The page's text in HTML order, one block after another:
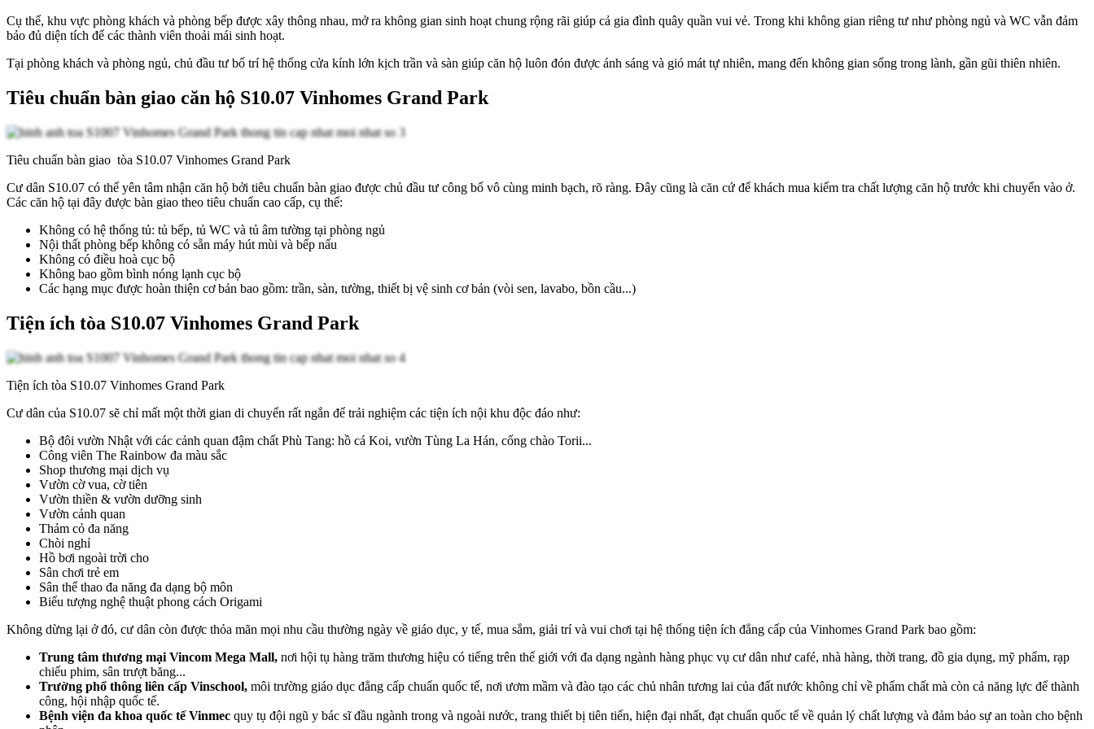
Cụ thể, khu vực phòng khách và phòng bếp được xây thông nhau, mở ra không gian sinh hoạt chung rộng rãi giúp cả gia đình quây quần vui vẻ. Trong khi không gian riêng tư như phòng ngủ và WC vẫn đảm
bảo đủ diện tích để các thành viên thoải mái sinh hoạt.
Tại phòng khách và phòng ngủ, chủ đầu tư bố trí hệ thống cửa kính lớn kịch trần và sàn giúp căn hộ luôn đón được ánh sáng và gió mát tự nhiên, mang đến không gian sống trong lành, gần gũi thiên nhiên.
Tiêu chuẩn bàn giao căn hộ S10.07 Vinhomes Grand Park
Tiêu chuẩn bàn giao tòa S10.07 Vinhomes Grand Park
Cư dân S10.07 có thể yên tâm nhận căn hộ bởi tiêu chuẩn bàn giao được chủ đầu tư công bố vô cùng minh bạch, rõ ràng. Đây cũng là căn cứ để khách mua kiểm tra chất lượng căn hộ trước khi chuyển vào ở.
Các căn hộ tại đây được bàn giao theo tiêu chuẩn cao cấp, cụ thể:
Không có hệ thống tủ: tủ bếp, tủ WC và tủ âm tường tại phòng ngủ
Nội thất phòng bếp không có sẵn máy hút mùi và bếp nấu
Không có điều hoà cục bộ
Không bao gồm bình nóng lạnh cục bộ
Các hạng mục được hoàn thiện cơ bản bao gồm: trần, sàn, tường, thiết bị vệ sinh cơ bản (vòi sen, lavabo, bồn cầu...)
Tiện ích tòa S10.07 Vinhomes Grand Park
Tiện ích tòa S10.07 Vinhomes Grand Park
Cư dân của S10.07 sẽ chỉ mất một thời gian di chuyển rất ngắn để trải nghiệm các tiện ích nội khu độc đáo như:
Bộ đôi vườn Nhật với các cảnh quan đậm chất Phù Tang: hồ cá Koi, vườn Tùng La Hán, cổng chào Torii...
Công viên The Rainbow đa màu sắc
Shop thương mại dịch vụ
Vườn cờ vua, cờ tiên
Vườn thiền & vườn dưỡng sinh
Vườn cảnh quan
Thảm cỏ đa năng
Chòi nghỉ
Hồ bơi ngoài trời cho
Sân chơi trẻ em
Sân thể thao đa năng đa dạng bộ môn
Biểu tượng nghệ thuật phong cách Origami
Không dừng lại ở đó, cư dân còn được thỏa mãn mọi nhu cầu thường ngày về giáo dục, y tế, mua sắm, giải trí và vui chơi tại hệ thống tiện ích đẳng cấp của Vinhomes Grand Park bao gồm:
Trung tâm thương mại Vincom Mega Mall, nơi hội tụ hàng trăm thương hiệu có tiếng trên thế giới với đa dạng ngành hàng phục vụ cư dân như café, nhà hàng, thời trang, đồ gia dụng, mỹ phẩm, rạp
chiếu phim, sân trượt băng...
Trường phổ thông liên cấp Vinschool, môi trường giáo dục đẳng cấp chuẩn quốc tế, nơi ươm mầm và đào tạo các chủ nhân tương lai của đất nước không chỉ về phẩm chất mà còn cả năng lực để thành
công, hội nhập quốc tế.
Bệnh viện đa khoa quốc tế Vinmec quy tụ đội ngũ y bác sĩ đầu ngành trong và ngoài nước, trang thiết bị tiên tiến, hiện đại nhất, đạt chuẩn quốc tế về quản lý chất lượng và đảm bảo sự an toàn cho bệnh